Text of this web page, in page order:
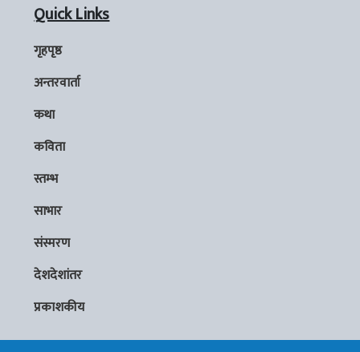
Quick Links
गृहपृष्ठ
अन्तरवार्ता
कथा
कविता
स्तम्भ
साभार
संस्मरण
देशदेशांतर
प्रकाशकीय